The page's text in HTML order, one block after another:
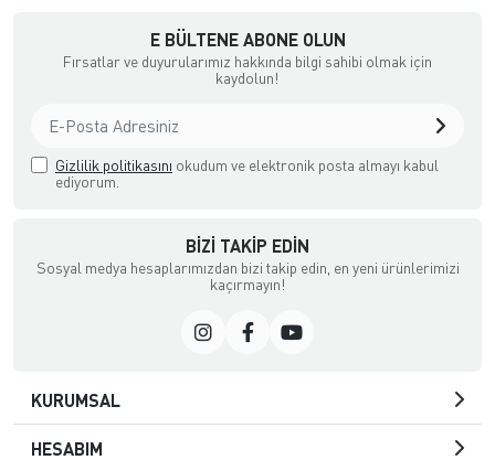
E BÜLTENE ABONE OLUN
Fırsatlar ve duyurularımız hakkında bilgi sahibi olmak için
kaydolun!
Gizlilik politikasını okudum ve elektronik posta almayı kabul
ediyorum.
BIZI TAKIP EDIN
Sosyal medya hesaplarımızdan bizi takip edin, en yeni ürünlerimizi
kaçırmayın!
KURUMSAL
HESABIM